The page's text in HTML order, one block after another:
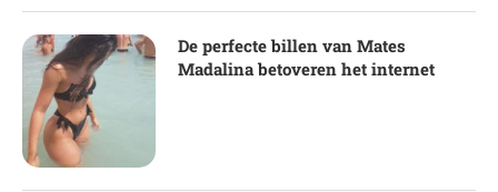
De perfecte billen van Mates
Madalina betoveren het internet